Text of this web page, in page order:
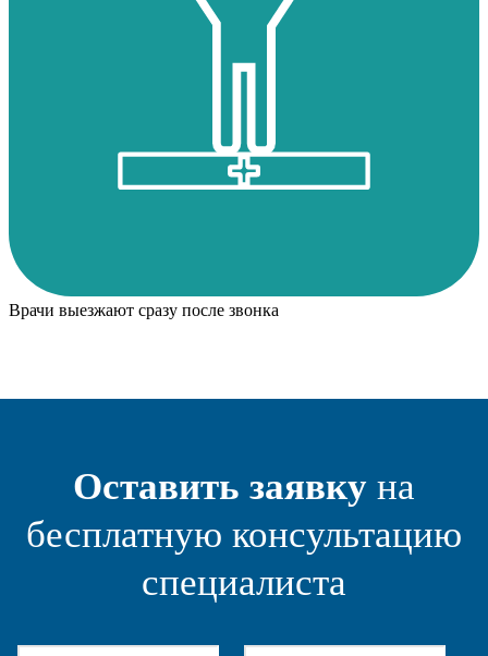
Врачи выезжают сразу после звонка
Оставить заявку на
бесплатную консультацию
специалиста